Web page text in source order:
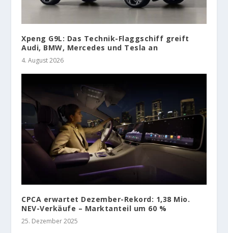
Xpeng G9L: Das Technik-Flaggschiff greift
Audi, BMW, Mercedes und Tesla an
4. August 2026
CPCA erwartet Dezember-Rekord: 1,38 Mio.
NEV-Verkäufe – Marktanteil um 60 %
25. Dezember 2025